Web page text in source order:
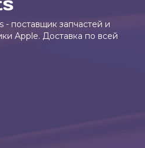
поставщик запчастей и
Apple. Доставка по всей